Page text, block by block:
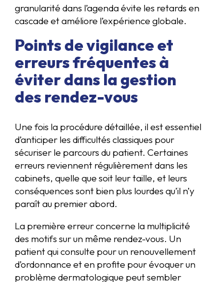
granularité dans l’agenda évite les retards en
cascade et améliore l’expérience globale.
Points de vigilance et
erreurs fréquentes à
éviter dans la gestion
des rendez-vous
Une fois la procédure détaillée, il est essentiel
d’anticiper les difficultés classiques pour
sécuriser le parcours du patient. Certaines
erreurs reviennent régulièrement dans les
cabinets, quelle que soit leur taille, et leurs
conséquences sont bien plus lourdes qu’il n’y
paraît au premier abord.
La première erreur concerne la multiplicité
des motifs sur un même rendez-vous. Un
patient qui consulte pour un renouvellement
d’ordonnance et en profite pour évoquer un
problème dermatologique peut sembler